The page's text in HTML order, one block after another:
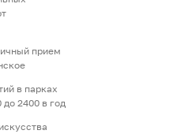
прием
в парках
2400 в год